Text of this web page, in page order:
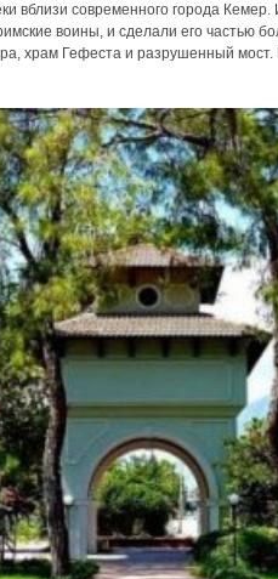
вблизи современного города
воины, и сделали его частью
храм Гефеста и разрушенный мост.